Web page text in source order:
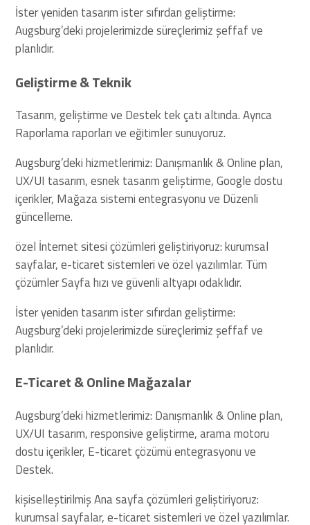
İster yeniden tasarım ister sıfırdan geliştirme:
Augsburg’deki projelerimizde süreçlerimiz şeffaf ve
planlıdır.
Geliştirme & Teknik
Tasarım, geliştirme ve Destek tek çatı altında. Ayrıca
Raporlama raporları ve eğitimler sunuyoruz.
Augsburg’deki hizmetlerimiz: Danışmanlık & Online plan,
UX/UI tasarım, esnek tasarım geliştirme, Google dostu
içerikler, Mağaza sistemi entegrasyonu ve Düzenli
güncelleme.
özel İnternet sitesi çözümleri geliştiriyoruz: kurumsal
sayfalar, e-ticaret sistemleri ve özel yazılımlar. Tüm
çözümler Sayfa hızı ve güvenli altyapı odaklıdır.
İster yeniden tasarım ister sıfırdan geliştirme:
Augsburg’deki projelerimizde süreçlerimiz şeffaf ve
planlıdır.
E-Ticaret & Online Mağazalar
Augsburg’deki hizmetlerimiz: Danışmanlık & Online plan,
UX/UI tasarım, responsive geliştirme, arama motoru
dostu içerikler, E-ticaret çözümü entegrasyonu ve
Destek.
kişiselleştirilmiş Ana sayfa çözümleri geliştiriyoruz:
kurumsal sayfalar, e-ticaret sistemleri ve özel yazılımlar.